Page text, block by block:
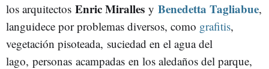
los arquitectos Enric Miralles y Benedetta Tagliabue,
languidece por problemas diversos, como grafitis,
vegetación pisoteada, suciedad en el agua del
lago, personas acampadas en los aledaños del parque,